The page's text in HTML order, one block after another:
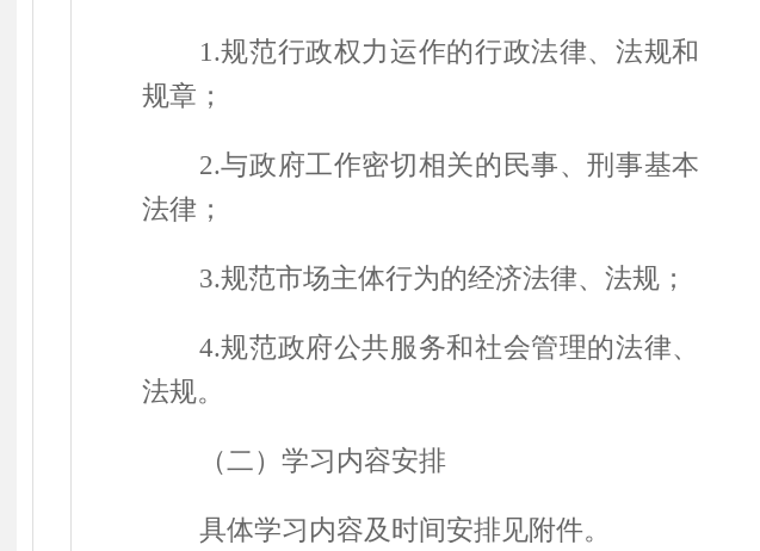
1.规范行政权力运作的行政法律、法规和
规章；
2.与政府工作密切相关的民事、刑事基本
法律；
3.规范市场主体行为的经济法律、法规；
4.规范政府公共服务和社会管理的法律、
法规。
（二）学习内容安排
具体学习内容及时间安排见附件。